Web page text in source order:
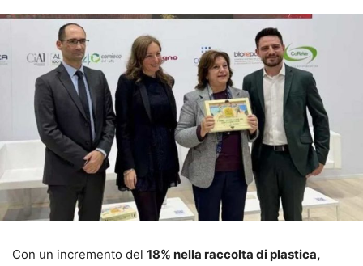
Con un incremento del 18% nella raccolta di plastica,